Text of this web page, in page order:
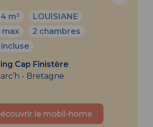
m²
LOUISIANE
2 chambres
Cap Finistère
- Bretagne
le mobil-home